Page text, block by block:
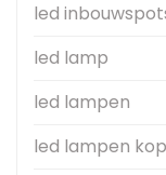
led
led lamp
led lampen
led lampen